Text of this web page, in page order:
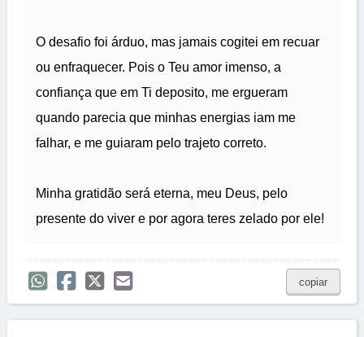
O desafio foi árduo, mas jamais cogitei em recuar
ou enfraquecer. Pois o Teu amor imenso, a
confiança que em Ti deposito, me ergueram
quando parecia que minhas energias iam me
falhar, e me guiaram pelo trajeto correto.
Minha gratidão será eterna, meu Deus, pelo
presente do viver e por agora teres zelado por ele!
copiar